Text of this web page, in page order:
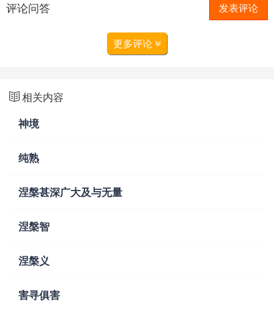
评论问答 发表评论
更多评论
相关内容
神境
纯熟
涅槃甚深广大及与无量
涅槃智
涅槃义
害寻俱害